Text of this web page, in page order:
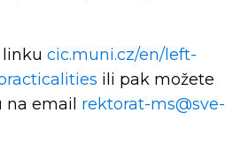
cic.muni.cz/en/left-
ili pak možete
email rektorat-ms@sve-